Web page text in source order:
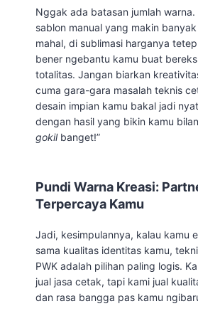
Nggak ada batasan jumlah warna.
sablon manual yang makin
mahal, di sublimasi harganya tetep
bener ngebantu kamu buat
totalitas. Jangan biarkan
cuma gara-gara masalah teknis
desain impian kamu bakal jadi
dengan hasil yang bikin kamu
gokilbanget!”
Pundi Warna Kreasi:
Terpercaya Kamu
Jadi, kesimpulannya, kalau kamu
sama kualitas identitas kamu,
PWK adalah pilihan paling logis.
jual jasa cetak, tapi kami jual
dan rasa bangga pas kamu